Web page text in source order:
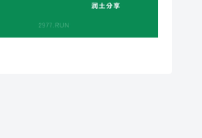
-m aes-256-cfb